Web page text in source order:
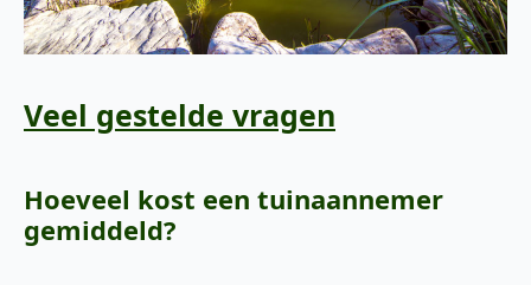
Veel gestelde vragen
Hoeveel kost een tuinaannemer
gemiddeld?